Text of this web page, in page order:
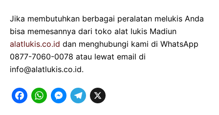
Jika membutuhkan berbagai peralatan melukis Anda
bisa memesannya dari toko alat lukis Madiun
alatlukis.co.id dan menghubungi kami di WhatsApp
0877-7060-0078 atau lewat email di
info@alatlukis.co.id.
F W M T X